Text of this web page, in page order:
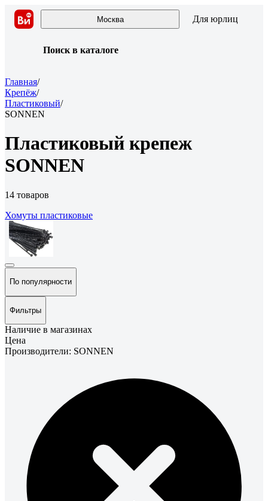
Москва Для юрлиц
Поиск в каталоге
Главная/
Крепёж/
Пластиковый/
SONNEN
Пластиковый крепеж
SONNEN
14 товаров
Хомуты пластиковые
По популярности
Фильтры
Наличие в магазинах
Цена
Производители: SONNEN